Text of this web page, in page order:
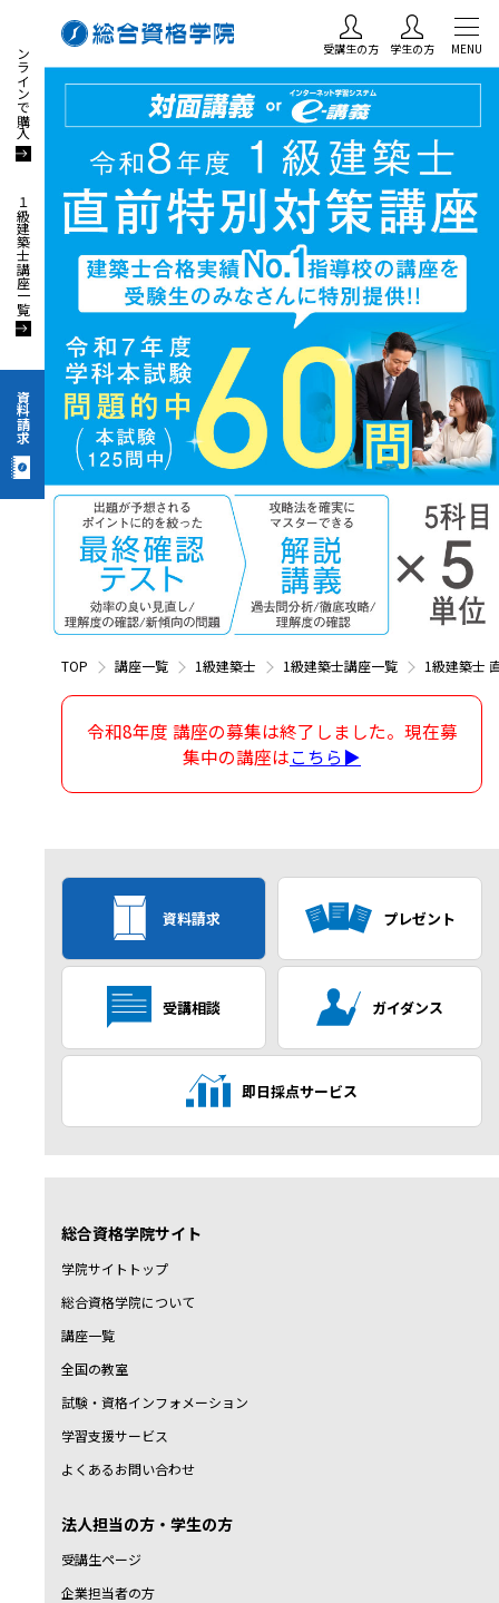
オンラインで購入
１級建築士講座一覧
資料請求
受講生の方 学生の方 MENU
TOP 講座一覧 1級建築士 1級建築士講座一覧 1級建築士
令和8年度 講座の募集は終了しました。現在募
集中の講座はこちら▶
資料請求 プレゼント
受講相談 ガイダンス
即日採点サービス
総合資格学院サイト
学院サイトトップ
総合資格学院について
講座一覧
全国の教室
試験・資格インフォメーション
学習支援サービス
よくあるお問い合わせ
法人担当の方・学生の方
受講生ページ
企業担当者の方